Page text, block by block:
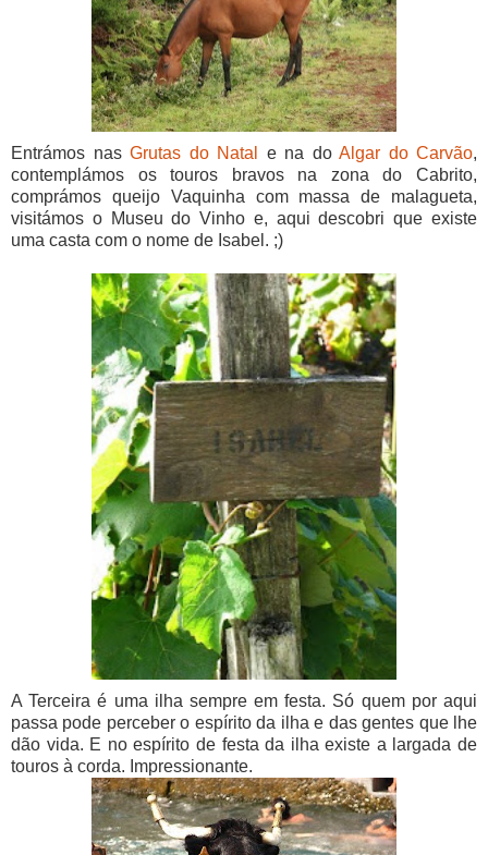
Entrámos nas Grutas do Natal e na do Algar do Carvão,
contemplámos os touros bravos na zona do Cabrito,
comprámos queijo Vaquinha com massa de malagueta,
visitámos o Museu do Vinho e, aqui descobri que existe
uma casta com o nome de Isabel. ;)
A Terceira é uma ilha sempre em festa. Só quem por aqui
passa pode perceber o espírito da ilha e das gentes que lhe
dão vida. E no espírito de festa da ilha existe a largada de
touros à corda. Impressionante.